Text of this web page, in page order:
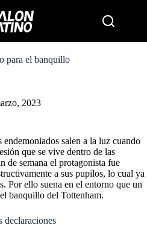
para el banquillo
2023
salen a la luz cuando
que se vive dentro de las
de semana el protagonista fue
a sus pupilos, lo cual ya
Por ello suena en el entorno que un
banquillo del Tottenham.
declaraciones